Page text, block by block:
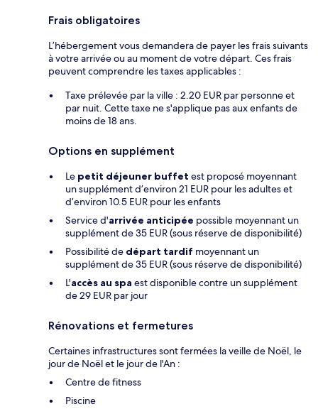
Frais obligatoires
L’hébergement vous demandera de payer les frais suivants
à votre arrivée ou au moment de votre départ. Ces frais
peuvent comprendre les taxes applicables :
Taxe prélevée par la ville : 2.20 EUR par personne et
par nuit. Cette taxe ne s'applique pas aux enfants de
moins de 18 ans.
Options en supplément
Le petit déjeuner buffet est proposé moyennant
un supplément d’environ 21 EUR pour les adultes et
d’environ 10.5 EUR pour les enfants
Service d'arrivée anticipée possible moyennant un
supplément de 35 EUR (sous réserve de disponibilité)
Possibilité de départ tardif moyennant un
supplément de 35 EUR (sous réserve de disponibilité)
L'accès au spa est disponible contre un supplément
de 29 EUR par jour
Rénovations et fermetures
Certaines infrastructures sont fermées la veille de Noël, le
jour de Noël et le jour de l'An :
Centre de fitness
Piscine